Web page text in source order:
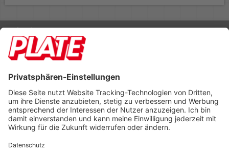
Rufen Sie uns an 04298 401-0
Lieferbedingungen Impressum
Footer anzeigen
PLATE Büromaterial Vertriebs GmbH
Hilligenwarf 5